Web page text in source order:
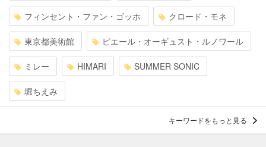
フィンセント・ファン・ゴッホ クロード・モネ
東京都美術館 ピエール・オーギュスト・ルノワール
ミレー HIMARI SUMMER SONIC
堀ちえみ
キーワードをもっと見る